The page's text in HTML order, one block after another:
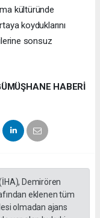
kültüründe
koyduklarını
sonsuz
HABERİ
Demirören
eklenen tüm
olmadan ajans